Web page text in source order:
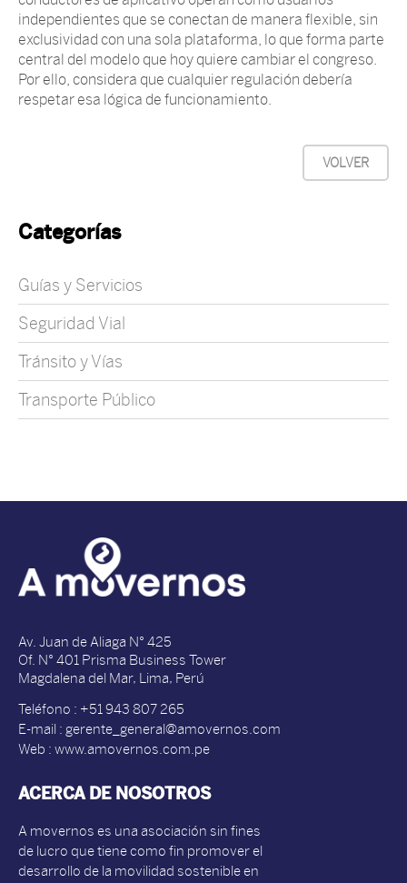
independientes que se conectan de manera flexible, sin
exclusividad con una sola plataforma, lo que forma parte
central del modelo que hoy quiere cambiar el congreso.
Por ello, considera que cualquier regulación debería
respetar esa lógica de funcionamiento.
VOLVER
Categorías
Guías y Servicios
Seguridad Vial
Tránsito y Vías
Transporte Público
Av. Juan de Aliaga N° 425
Of. N° 401 Prisma Business Tower
Magdalena del Mar, Lima, Perú
Teléfono : +51 943 807 265
E-mail : gerente_general@amovernos.com
Web : www.amovernos.com.pe
ACERCA DE NOSOTROS
A movernos es una asociación sin fines
de lucro que tiene como fin promover el
desarrollo de la movilidad sostenible en